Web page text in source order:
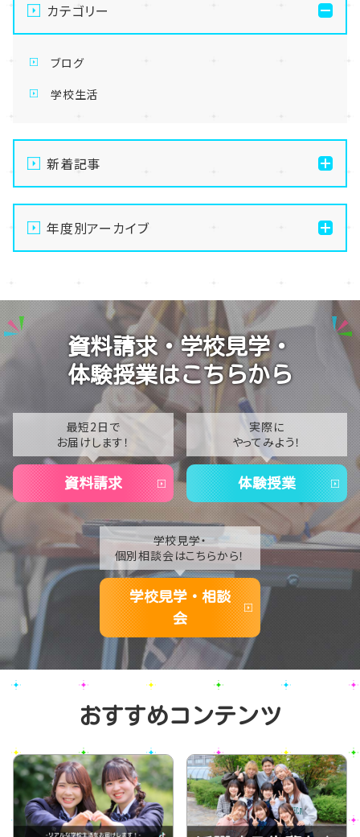
カテゴリー
ブログ
学校生活
新着記事
【なんば】体験授業で高級感のあるマンゴータルト作り
ました！🥭✨
【なんば】キラリと輝く宝物✨「光るハーバリウム」作り
【なんば】校舎紹介の「自習室編」✨
【なんば】笑顔が溢れたオープンスクール😊在校生の
温かいお出迎えで素敵な1日に🌷
【なんば】夏季休校期間のお知らせ🍉
年度別アーカイブ
2025
2024
2023
2021
2020
資料請求・学校見学・
体験授業はこちらから
最短2日で
お届けします！
資料請求
実際に
やってみよう！
体験授業
学校見学・
個別相談会はこちらから！
学校見学・相談
会
おすすめコンテンツ